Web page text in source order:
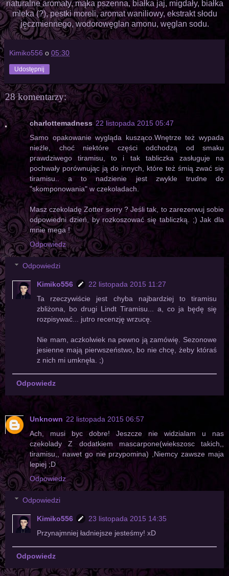
naturalne aromaty, mąka pszenna, białka jaj, migdały, białka
mleka (?), pestki moreli, aromat waniliowy, ekstrakt słodu
jęczmiennego, wodorowęglan amonu, węglan sodu.
Kimiko556 o 05:30
Udostępnij
28 komentarzy:
charlottemadness 22 listopada 2015 05:47
Samo opakowanie wygląda kusząco.Wnętrze też wypada
nieźle, choć niektóre części odchodzą od smaku
prawdziwego tiramisu, to i tak tabliczka zasługuje na
pochwały porównując ją do innych, które też śmią zwać się
tiramisu.. a to nadzienie jest zwykle trudne do
"skomponowania" w czekoladach.
Masz czekoladę Zotter sorry ? Jeśli tak, to zarezerwuj sobie
odpowiedni dzień, by rozkoszować się tabliczką. ;) Jak dla
mnie mega !
Odpowiedz
Odpowiedzi
Kimiko556
22 listopada 2015 11:27
Ta rzeczywiście jest chyba najbardziej to tiramisu
zbliżona, bo drugi Lindt Tiramisu... a, co ja będę się
rozpisywać... jutro recenzję wrzucę.
Nie mam, aczkolwiek na pewno ją zamówię. Sezonowe
jesienne mają pierwszeństwo, bo nie chcę, żeby któraś
z nich mi umknęła. ;)
Odpowiedz
Unknown 22 listopada 2015 06:57
Ach, musi byc dobre! Jeszcze nie widzialam u nas
czekolady Z dodatkiem mascarpone(wiekszosc takich,,
tiramisu,, nawet go nie przypomina) ,Niemcy zawsze maja
lepiej ;D
Odpowiedz
Odpowiedzi
Kimiko556
23 listopada 2015 14:35
Przynajmniej ładniejsze jesteśmy! xD
Odpowiedz